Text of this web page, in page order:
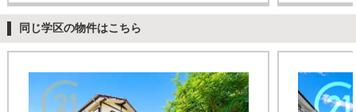
同じ学区の物件はこちら